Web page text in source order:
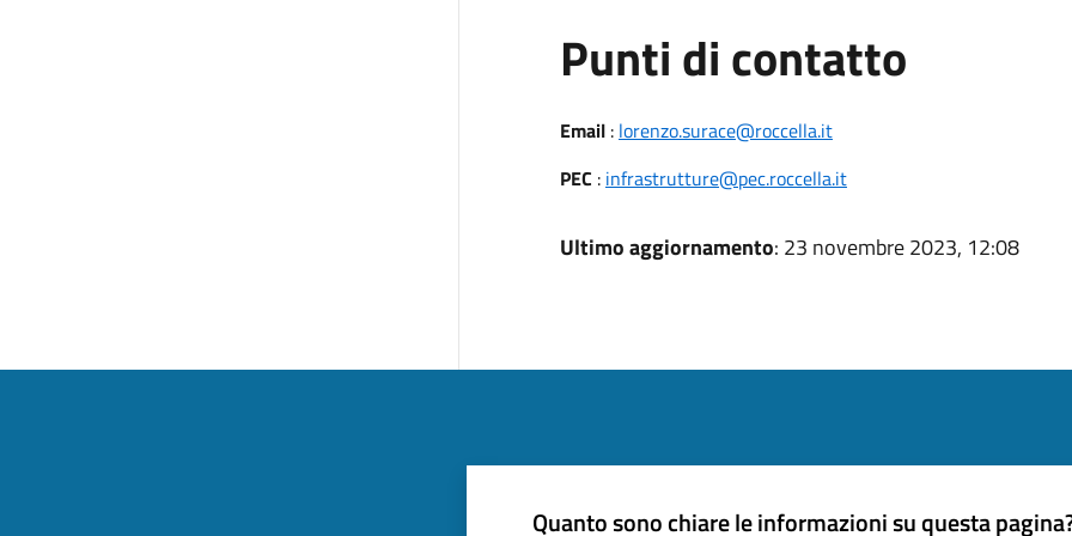
Punti di contatto
Email: lorenzo.surace@roccella.it
PEC : infrastrutture@pec.roccella.it
Ultimo aggiornamento: 23 novembre 2023, 12:08
Quanto sono chiare le informazioni su questa